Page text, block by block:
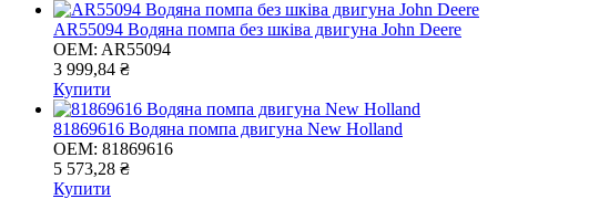
AR55094 Водяна помпа без шківа двигуна John Deere
OEM: AR55094
3 999,84 ₴
Купити
81869616 Водяна помпа двигуна New Holland
OEM: 81869616
5 573,28 ₴
Купити